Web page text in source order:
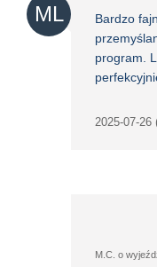
ML
Bardzo
program.
2025-07-26
M.C. o